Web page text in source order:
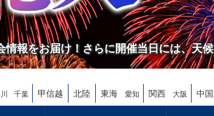
報をお届け！さらに開催当日には、天
千葉 甲信越 北陸 東海 愛知 関西 大阪 中国